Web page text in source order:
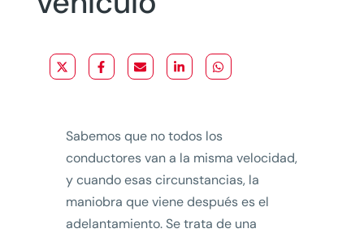
Sabemos que no todos los
conductores van a la misma velocidad,
y cuando esas circunstancias, la
maniobra que viene después es el
adelantamiento. Se trata de una